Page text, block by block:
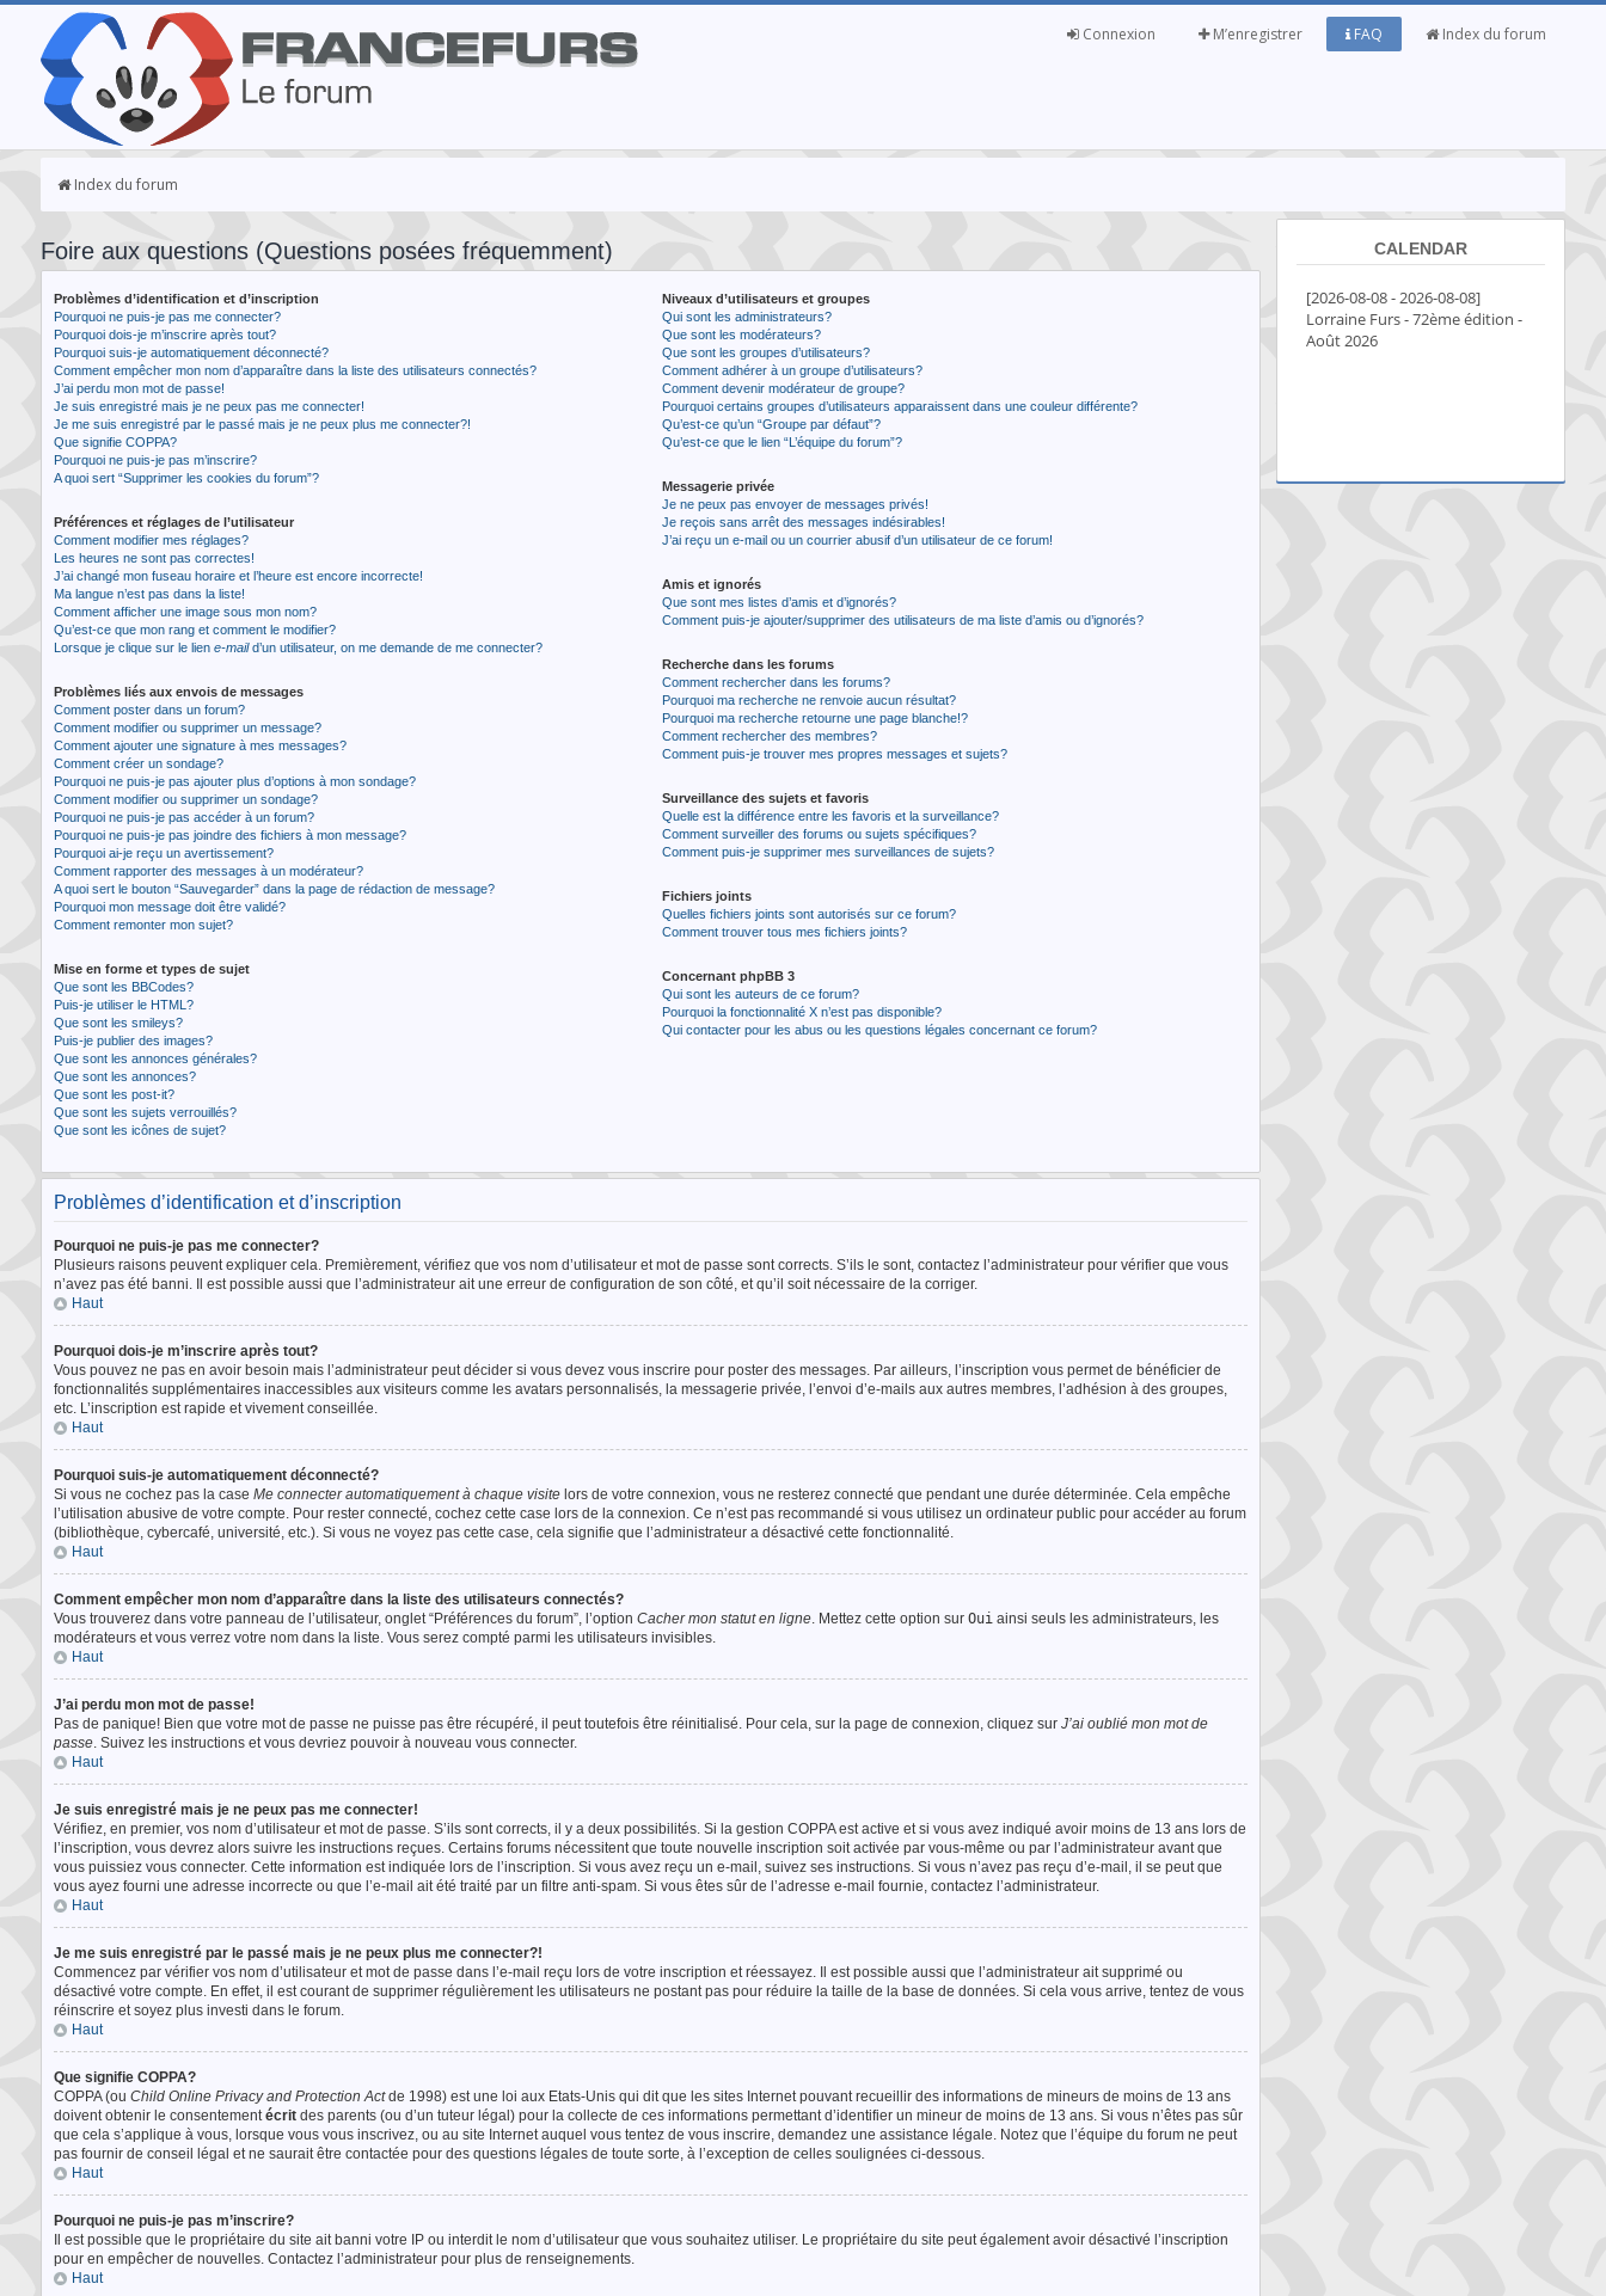
Index du forum
FAQ
M’enregistrer
Connexion
Index du forum
Foire aux questions (Questions posées fréquemment)
Problèmes d’identification et d’inscription
Pourquoi ne puis-je pas me connecter?
Pourquoi dois-je m’inscrire après tout?
Pourquoi suis-je automatiquement déconnecté?
Comment empêcher mon nom d’apparaître dans la liste des utilisateurs connectés?
J’ai perdu mon mot de passe!
Je suis enregistré mais je ne peux pas me connecter!
Je me suis enregistré par le passé mais je ne peux plus me connecter?!
Que signifie COPPA?
Pourquoi ne puis-je pas m’inscrire?
A quoi sert “Supprimer les cookies du forum”?
Préférences et réglages de l’utilisateur
Comment modifier mes réglages?
Les heures ne sont pas correctes!
J’ai changé mon fuseau horaire et l’heure est encore incorrecte!
Ma langue n’est pas dans la liste!
Comment afficher une image sous mon nom?
Qu’est-ce que mon rang et comment le modifier?
Lorsque je clique sur le lien e-maild’un utilisateur, on me demande de me connecter?
Problèmes liés aux envois de messages
Comment poster dans un forum?
Comment modifier ou supprimer un message?
Comment ajouter une signature à mes messages?
Comment créer un sondage?
Pourquoi ne puis-je pas ajouter plus d’options à mon sondage?
Comment modifier ou supprimer un sondage?
Pourquoi ne puis-je pas accéder à un forum?
Pourquoi ne puis-je pas joindre des fichiers à mon message?
Pourquoi ai-je reçu un avertissement?
Comment rapporter des messages à un modérateur?
A quoi sert le bouton “Sauvegarder” dans la page de rédaction de message?
Pourquoi mon message doit être validé?
Comment remonter mon sujet?
Mise en forme et types de sujet
Que sont les BBCodes?
Puis-je utiliser le HTML?
Que sont les smileys?
Puis-je publier des images?
Que sont les annonces générales?
Que sont les annonces?
Que sont les post-it?
Que sont les sujets verrouillés?
Que sont les icônes de sujet?
Niveaux d’utilisateurs et groupes
Qui sont les administrateurs?
Que sont les modérateurs?
Que sont les groupes d’utilisateurs?
Comment adhérer à un groupe d’utilisateurs?
Comment devenir modérateur de groupe?
Pourquoi certains groupes d’utilisateurs apparaissent dans une couleur différente?
Qu’est-ce qu’un “Groupe par défaut”?
Qu’est-ce que le lien “L’équipe du forum”?
Messagerie privée
Je ne peux pas envoyer de messages privés!
Je reçois sans arrêt des messages indésirables!
J’ai reçu un e-mail ou un courrier abusif d’un utilisateur de ce forum!
Amis et ignorés
Que sont mes listes d’amis et d’ignorés?
Comment puis-je ajouter/supprimer des utilisateurs de ma liste d’amis ou d’ignorés?
Recherche dans les forums
Comment rechercher dans les forums?
Pourquoi ma recherche ne renvoie aucun résultat?
Pourquoi ma recherche retourne une page blanche!?
Comment rechercher des membres?
Comment puis-je trouver mes propres messages et sujets?
Surveillance des sujets et favoris
Quelle est la différence entre les favoris et la surveillance?
Comment surveiller des forums ou sujets spécifiques?
Comment puis-je supprimer mes surveillances de sujets?
Fichiers joints
Quelles fichiers joints sont autorisés sur ce forum?
Comment trouver tous mes fichiers joints?
Concernant phpBB 3
Qui sont les auteurs de ce forum?
Pourquoi la fonctionnalité X n’est pas disponible?
Qui contacter pour les abus ou les questions légales concernant ce forum?
Problèmes d’identification et d’inscription
Pourquoi ne puis-je pas me connecter?
Plusieurs raisons peuvent expliquer cela. Premièrement, vérifiez que vos nom d’utilisateur et mot de passe sont corrects. S’ils le sont, contactez l’administrateur pour vérifier que vous
n’avez pas été banni. Il est possible aussi que l’administrateur ait une erreur de configuration de son côté, et qu’il soit nécessaire de la corriger.
Haut
Pourquoi dois-je m’inscrire après tout?
Vous pouvez ne pas en avoir besoin mais l’administrateur peut décider si vous devez vous inscrire pour poster des messages. Par ailleurs, l’inscription vous permet de bénéficier de
fonctionnalités supplémentaires inaccessibles aux visiteurs comme les avatars personnalisés, la messagerie privée, l’envoi d’e-mails aux autres membres, l’adhésion à des groupes,
etc. L’inscription est rapide et vivement conseillée.
Haut
Pourquoi suis-je automatiquement déconnecté?
Si vous ne cochez pas la case Me connecter automatiquement à chaque visitelors de votre connexion, vous ne resterez connecté que pendant une durée déterminée. Cela empêche
l’utilisation abusive de votre compte. Pour rester connecté, cochez cette case lors de la connexion. Ce n’est pas recommandé si vous utilisez un ordinateur public pour accéder au forum
(bibliothèque, cybercafé, université, etc.). Si vous ne voyez pas cette case, cela signifie que l’administrateur a désactivé cette fonctionnalité.
Haut
Comment empêcher mon nom d’apparaître dans la liste des utilisateurs connectés?
Vous trouverez dans votre panneau de l’utilisateur, onglet “Préférences du forum”, l’option Cacher mon statut en ligne. Mettez cette option sur Ouiainsi seuls les administrateurs, les
modérateurs et vous verrez votre nom dans la liste. Vous serez compté parmi les utilisateurs invisibles.
Haut
J’ai perdu mon mot de passe!
Pas de panique! Bien que votre mot de passe ne puisse pas être récupéré, il peut toutefois être réinitialisé. Pour cela, sur la page de connexion, cliquez sur J’ai oublié mon mot de
passe. Suivez les instructions et vous devriez pouvoir à nouveau vous connecter.
Haut
Je suis enregistré mais je ne peux pas me connecter!
Vérifiez, en premier, vos nom d’utilisateur et mot de passe. S’ils sont corrects, il y a deux possibilités. Si la gestion COPPA est active et si vous avez indiqué avoir moins de 13 ans lors de
l’inscription, vous devrez alors suivre les instructions reçues. Certains forums nécessitent que toute nouvelle inscription soit activée par vous-même ou par l’administrateur avant que
vous puissiez vous connecter. Cette information est indiquée lors de l’inscription. Si vous avez reçu un e-mail, suivez ses instructions. Si vous n’avez pas reçu d’e-mail, il se peut que
vous ayez fourni une adresse incorrecte ou que l’e-mail ait été traité par un filtre anti-spam. Si vous êtes sûr de l’adresse e-mail fournie, contactez l’administrateur.
Haut
Je me suis enregistré par le passé mais je ne peux plus me connecter?!
Commencez par vérifier vos nom d’utilisateur et mot de passe dans l’e-mail reçu lors de votre inscription et réessayez. Il est possible aussi que l’administrateur ait supprimé ou
désactivé votre compte. En effet, il est courant de supprimer régulièrement les utilisateurs ne postant pas pour réduire la taille de la base de données. Si cela vous arrive, tentez de vous
réinscrire et soyez plus investi dans le forum.
Haut
Que signifie COPPA?
COPPA (ou Child Online Privacy and Protection Actde 1998) est une loi aux Etats-Unis qui dit que les sites Internet pouvant recueillir des informations de mineurs de moins de 13 ans
doivent obtenir le consentementécritdes parents (ou d’un tuteur légal) pour la collecte de ces informations permettant d’identifier un mineur de moins de 13 ans. Si vous n’êtes pas sûr
que cela s’applique à vous, lorsque vous vous inscrivez, ou au site Internet auquel vous tentez de vous inscrire, demandez une assistance légale. Notez que l’équipe du forum ne peut
pas fournir de conseil légal et ne saurait être contactée pour des questions légales de toute sorte, à l’exception de celles soulignées ci-dessous.
Haut
Pourquoi ne puis-je pas m’inscrire?
Il est possible que le propriétaire du site ait banni votre IP ou interdit le nom d’utilisateur que vous souhaitez utiliser. Le propriétaire du site peut également avoir désactivé l’inscription
pour en empêcher de nouvelles. Contactez l’administrateur pour plus de renseignements.
Haut
CALENDAR